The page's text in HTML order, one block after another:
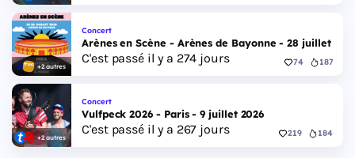
+2 autres
Concert
Arènes en Scène - Arènes de Bayonne - 28 juillet
C'est passé il y a 274 jours 74 187
+2 autres
Concert
Vulfpeck 2026 - Paris - 9 juillet 2026
C'est passé il y a 267 jours 219 184